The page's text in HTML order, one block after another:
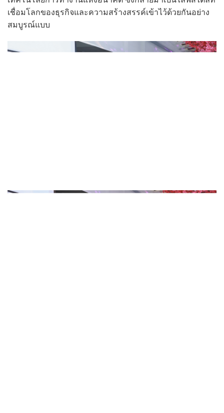
เชื่อมโลกของธุรกิจและความสร้างสรรค์เข้าไว้ด้วยกันอย่าง
สมบูรณ์แบบ